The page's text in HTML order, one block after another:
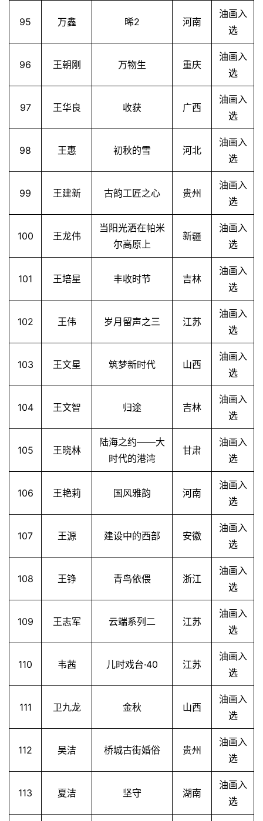
边
夜
美
库
寫
用
錯
繁
體
一
百
95 万鑫 晞2 河南
油画入
选
96 王朝刚 万物生 重庆
油画入
选
97 王华良 收获 广西
油画入
选
98 王惠 初秋的雪 河北
油画入
选
99 王建新 古韵工匠之心 贵州
油画入
选
100 王龙伟
当阳光洒在帕米
尔高原上
新疆
油画入
选
101 王培星 丰收时节 吉林
油画入
选
102 王伟 岁月留声之三 江苏
油画入
选
103 王文星 筑梦新时代 山西
油画入
选
104 王文智 归途 吉林
油画入
选
105 王晓林
陆海之约——大
时代的港湾
甘肃
油画入
选
106 王艳莉 国风雅韵 河南
油画入
选
107 王源 建设中的西部 安徽
油画入
选
108 王铮 青鸟依偎 浙江
油画入
选
109 王志军 云端系列二 江苏
油画入
选
110 韦茜 儿时戏台·40 江苏
油画入
选
111 卫九龙 金秋 山西
油画入
选
112 吴洁 桥城古街婚俗 贵州
油画入
选
113 夏洁 坚守 湖南
油画入
选